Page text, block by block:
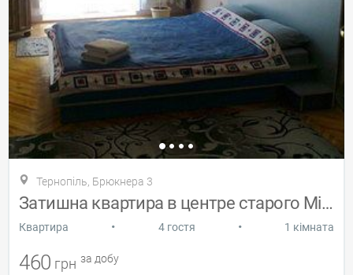
Тернопіль, Брюкнера 3
Затишна квартира в центре старого Міста
Квартира • 4 гостя • 1 кімната
460 грн за добу